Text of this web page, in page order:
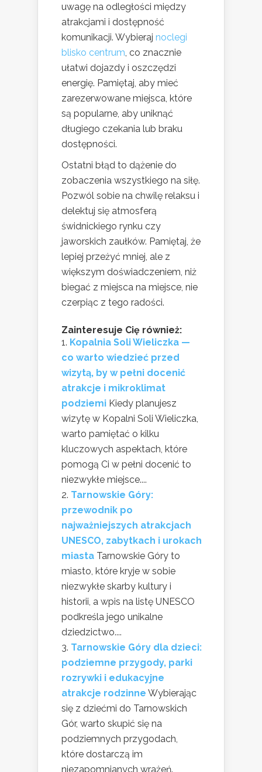
uwagę na odległości między
atrakcjami i dostępność
komunikacji. Wybieraj noclegi
blisko centrum , co znacznie
ułatwi dojazdy i oszczędzi
energię. Pamiętaj, aby mieć
zarezerwowane miejsca, które
są popularne, aby uniknąć
długiego czekania lub braku
dostępności.
Ostatni błąd to dążenie do
zobaczenia wszystkiego na siłę.
Pozwól sobie na chwilę relaksu i
delektuj się atmosferą
świdnickiego rynku czy
jaworskich zaułków. Pamiętaj, że
lepiej przeżyć mniej, ale z
większym doświadczeniem, niż
biegać z miejsca na miejsce, nie
czerpiąc z tego radości.
Zainteresuje Cię również:
Kopalnia Soli Wieliczka —
co warto wiedzieć przed
wizytą, by w pełni docenić
atrakcje i mikroklimat
podziemi Kiedy planujesz
wizytę w Kopalni Soli Wieliczka,
warto pamiętać o kilku
kluczowych aspektach, które
pomogą Ci w pełni docenić to
niezwykłe miejsce....
Tarnowskie Góry:
przewodnik po
najważniejszych atrakcjach
UNESCO, zabytkach i urokach
miasta Tarnowskie Góry to
miasto, które kryje w sobie
niezwykłe skarby kultury i
historii, a wpis na listę UNESCO
podkreśla jego unikalne
dziedzictwo....
Tarnowskie Góry dla dzieci:
podziemne przygody, parki
rozrywki i edukacyjne
atrakcje rodzinne Wybierając
się z dziećmi do Tarnowskich
Gór, warto skupić się na
podziemnych przygodach,
które dostarczą im
niezapomnianych wrażeń.